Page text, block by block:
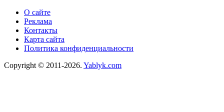
О сайте
Реклама
Контакты
Карта сайта
Политика конфиденциальности
Copyright © 2011-2026. Yablyk.сom